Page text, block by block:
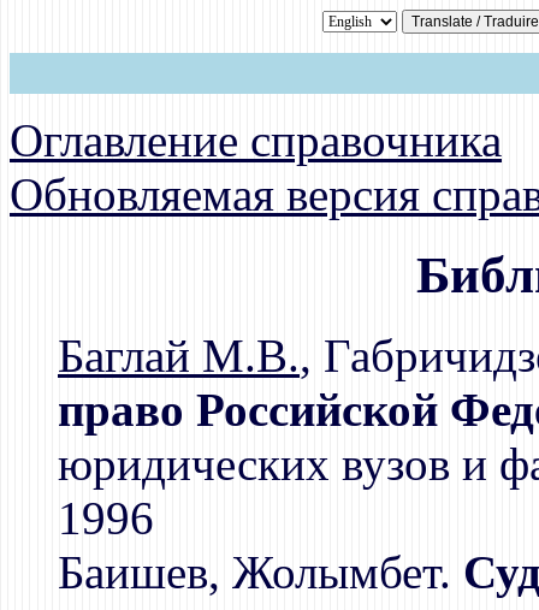
Оглавление справочника
Обновляемая версия
Баглай М.В.,
право Российской
юридических вузов и
1996
Баишев, Жолымбет.